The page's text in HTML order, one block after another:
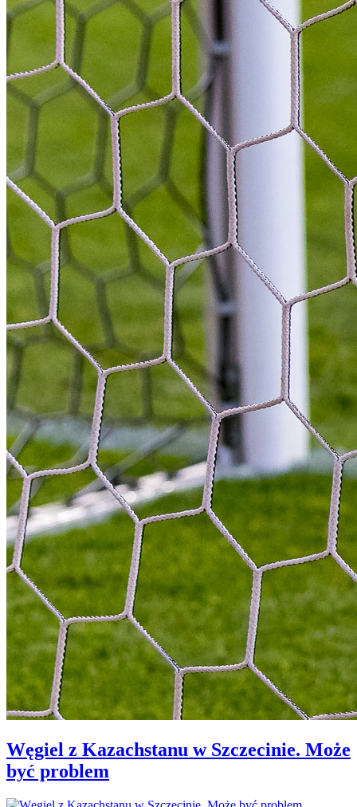
Węgiel z Kazachstanu w Szczecinie. Może
być problem